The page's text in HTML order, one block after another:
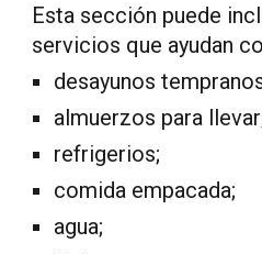
Esta sección puede
servicios que ayudan
desayunos
almuerzos para
refrigerios;
comida empacada;
agua;